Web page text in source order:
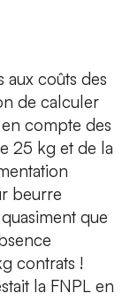
aux coûts des
de calculer
compte des
25 kg et de la
beurre
que
contrats !
la FNPL en